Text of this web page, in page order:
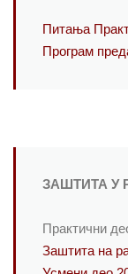
Питања
Програм
ЗАШТИТА У
Практични
Заштита на